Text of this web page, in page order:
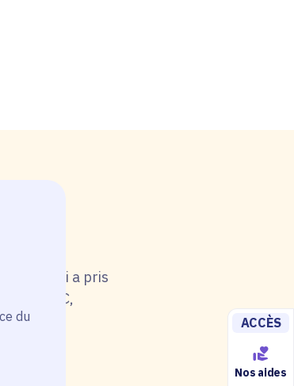
du
ACCÈS
Nos aides
Celui-ci a pris
A/B/C,